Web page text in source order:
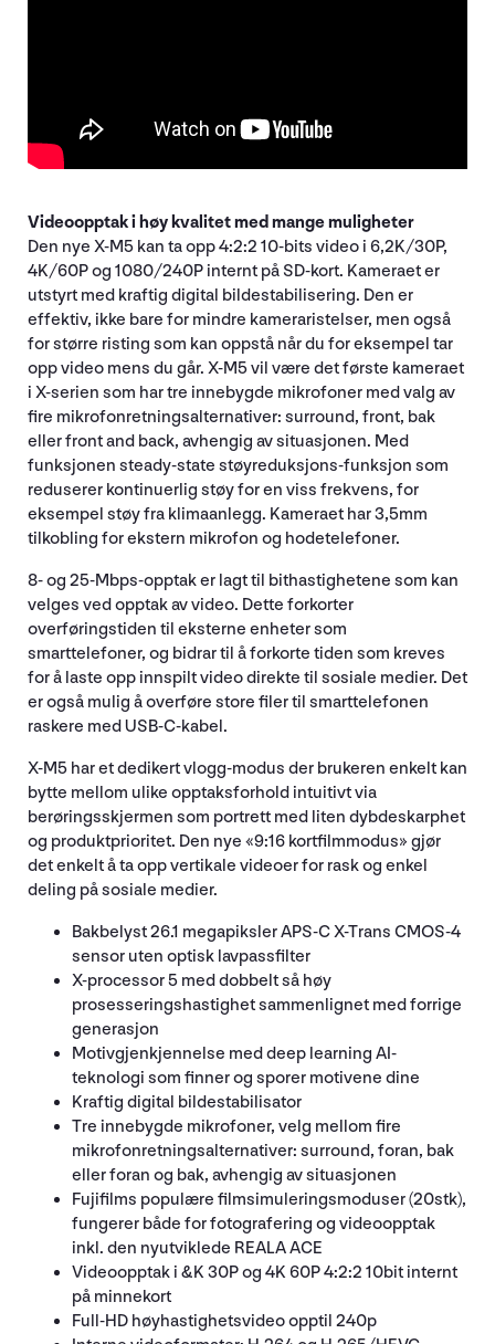
Videoopptak i høy kvalitet med mange muligheter
Den nye X-M5 kan ta opp 4:2:2 10-bits video i 6,2K/30P,
4K/60P og 1080/240P internt på SD-kort. Kameraet er
utstyrt med kraftig digital bildestabilisering. Den er
effektiv, ikke bare for mindre kameraristelser, men også
for større risting som kan oppstå når du for eksempel tar
opp video mens du går. X-M5 vil være det første kameraet
i X-serien som har tre innebygde mikrofoner med valg av
fire mikrofonretningsalternativer: surround, front, bak
eller front and back, avhengig av situasjonen. Med
funksjonen steady-state støyreduksjons-funksjon som
reduserer kontinuerlig støy for en viss frekvens, for
eksempel støy fra klimaanlegg. Kameraet har 3,5mm
tilkobling for ekstern mikrofon og hodetelefoner.
8- og 25-Mbps-opptak er lagt til bithastighetene som kan
velges ved opptak av video. Dette forkorter
overføringstiden til eksterne enheter som
smarttelefoner, og bidrar til å forkorte tiden som kreves
for å laste opp innspilt video direkte til sosiale medier. Det
er også mulig å overføre store filer til smarttelefonen
raskere med USB-C-kabel.
X-M5 har et dedikert vlogg-modus der brukeren enkelt kan
bytte mellom ulike opptaksforhold intuitivt via
berøringsskjermen som portrett med liten dybdeskarphet
og produktprioritet. Den nye «9:16 kortfilmmodus» gjør
det enkelt å ta opp vertikale videoer for rask og enkel
deling på sosiale medier.
Bakbelyst 26.1 megapiksler APS-C X-Trans CMOS-4
sensor uten optisk lavpassfilter
X-processor 5 med dobbelt så høy
prosesseringshastighet sammenlignet med forrige
generasjon
Motivgjenkjennelse med deep learning AI-
teknologi som finner og sporer motivene dine
Kraftig digital bildestabilisator
Tre innebygde mikrofoner, velg mellom fire
mikrofonretningsalternativer: surround, foran, bak
eller foran og bak, avhengig av situasjonen
Fujifilms populære filmsimuleringsmoduser (20stk),
fungerer både for fotografering og videoopptak
inkl. den nyutviklede REALA ACE
Videoopptak i &K 30P og 4K 60P 4:2:2 10bit internt
på minnekort
Full-HD høyhastighetsvideo opptil 240p